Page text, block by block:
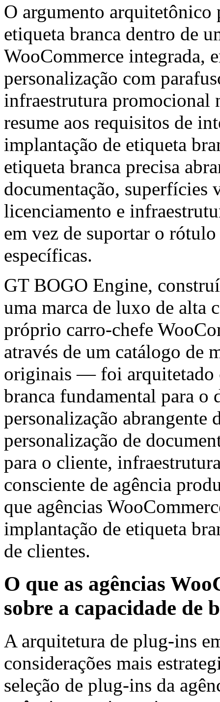
O argumento arquitetônico
etiqueta branca dentro de
WooCommerce integrada,
personalização com
infraestrutura promocional
resume aos requisitos de
implantação de etiqueta
etiqueta branca precisa
documentação, superfícies
licenciamento e
em vez de suportar o
específicas.
GT BOGO Engine,
uma marca de luxo de alta
próprio carro-chefe
através de um catálogo de
originais — foi arquitetado
branca fundamental para o
personalização abrangente
personalização de
para o cliente,
consciente de agência
que agências
implantação de etiqueta
de clientes.
O que as agências
sobre a capacidade de
A arquitetura de plug-ins
considerações mais
seleção de plug-ins da